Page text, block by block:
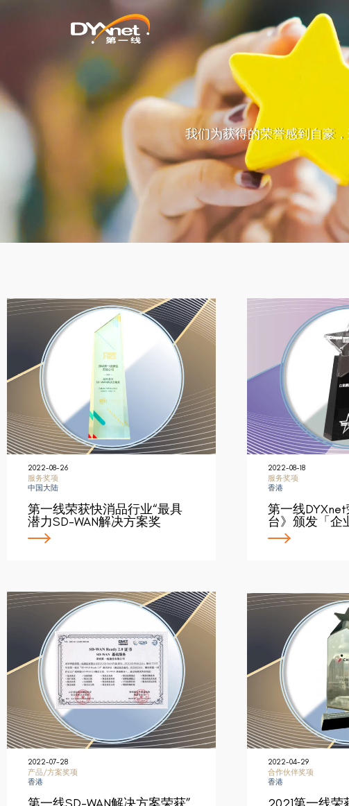
我们为获得的荣誉感到自豪
2022-08-26
服务奖项
中国大陆
第一线荣获快消品行业“最具
潜力SD-WAN解决方案奖
2022-08-18
服务奖项
香港
第一线
台》颁发「企
2022-07-28
产品/方案奖项
香港
第一线SD-WAN解决方案荣获”
2022-04-29
合作伙伴奖项
香港
2021第一线荣